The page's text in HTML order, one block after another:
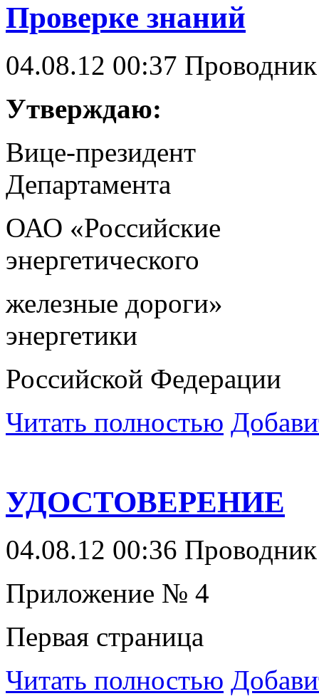
Проверке знаний
04.08.12 00:37
Утверждаю:
Вице-
Департамента
ОАО «Российские
энергетического
железные дороги»
энергетики
Российской Федерации
Читать полностью
УДОСТОВЕРЕНИЕ
04.08.12 00:36
Приложение № 4
Первая страница
Читать полностью